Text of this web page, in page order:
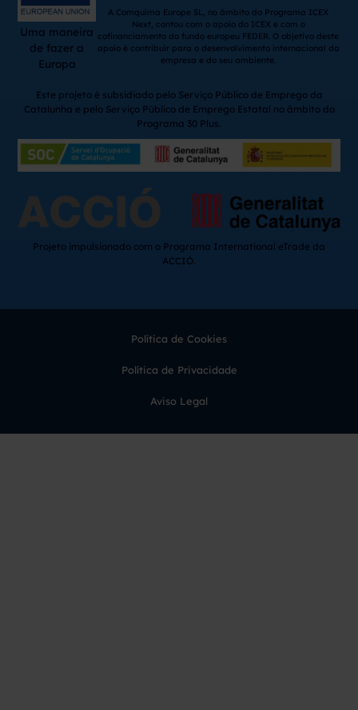
Uma maneira
de fazer a
Europa
A Comquima Europe SL, no âmbito do Programa ICEX
Next, contou com o apoio do ICEX e com o
cofinanciamento do fundo europeu FEDER. O objetivo deste
apoio é contribuir para o desenvolvimento internacional da
empresa e do seu ambiente.
Este projeto é subsidiado pelo Serviço Público de Emprego da
Catalunha e pelo Serviço Público de Emprego Estatal no âmbito do
Programa 30 Plus.
Projeto impulsionado com o Programa International eTrade da
ACCIÓ.
Política de Cookies
Política de Privacidade
Aviso Legal